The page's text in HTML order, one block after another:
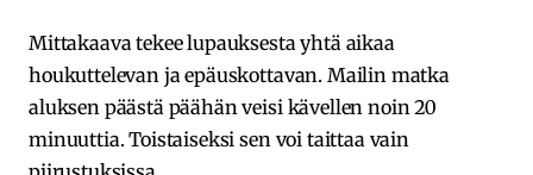
Mittakaava tekee lupauksesta yhtä aikaa
houkuttelevan ja epäuskottavan. Mailin matka
aluksen päästä päähän veisi kävellen noin 20
minuuttia. Toistaiseksi sen voi taittaa vain